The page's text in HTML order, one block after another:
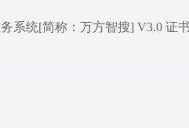
系统[简称：万方智搜] V3.0 证